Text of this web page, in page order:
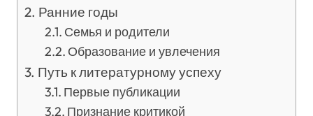
Ранние годы
Семья и родители
Образование и увлечения
Путь к литературному успеху
Первые публикации
Признание критикой